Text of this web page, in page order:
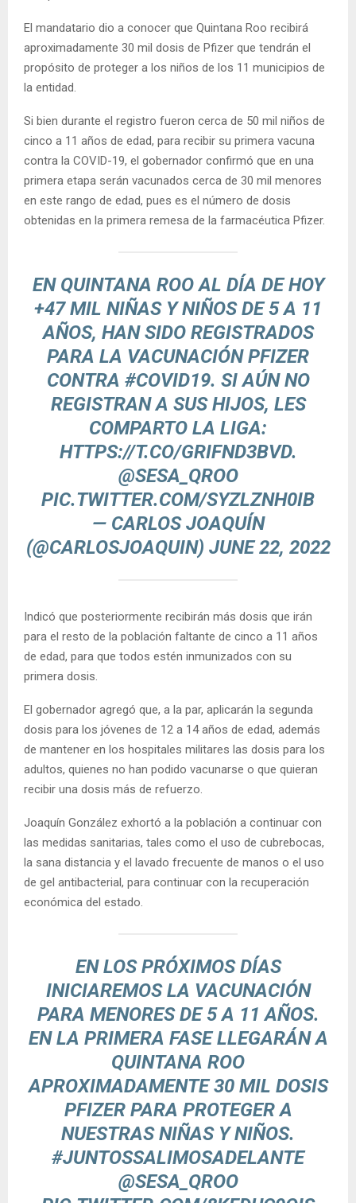
El mandatario dio a conocer que Quintana Roo recibirá
aproximadamente 30 mil dosis de Pfizer que tendrán el
propósito de proteger a los niños de los 11 municipios de
la entidad.
Si bien durante el registro fueron cerca de 50 mil niños de
cinco a 11 años de edad, para recibir su primera vacuna
contra la COVID-19, el gobernador confirmó que en una
primera etapa serán vacunados cerca de 30 mil menores
en este rango de edad, pues es el número de dosis
obtenidas en la primera remesa de la farmacéutica Pfizer.
EN QUINTANA ROO AL DÍA DE HOY
+47 MIL NIÑAS Y NIÑOS DE 5 A 11
AÑOS, HAN SIDO REGISTRADOS
PARA LA VACUNACIÓN PFIZER
CONTRA #COVID19. SI AÚN NO
REGISTRAN A SUS HIJOS, LES
COMPARTO LA LIGA:
HTTPS://T.CO/GRIFND3BVD.
@SESA_QROO
PIC.TWITTER.COM/SYZLZNH0IB
— CARLOS JOAQUÍN
(@CARLOSJOAQUIN) JUNE 22, 2022
Indicó que posteriormente recibirán más dosis que irán
para el resto de la población faltante de cinco a 11 años
de edad, para que todos estén inmunizados con su
primera dosis.
El gobernador agregó que, a la par, aplicarán la segunda
dosis para los jóvenes de 12 a 14 años de edad, además
de mantener en los hospitales militares las dosis para los
adultos, quienes no han podido vacunarse o que quieran
recibir una dosis más de refuerzo.
Joaquín González exhortó a la población a continuar con
las medidas sanitarias, tales como el uso de cubrebocas,
la sana distancia y el lavado frecuente de manos o el uso
de gel antibacterial, para continuar con la recuperación
económica del estado.
EN LOS PRÓXIMOS DÍAS
INICIAREMOS LA VACUNACIÓN
PARA MENORES DE 5 A 11 AÑOS.
EN LA PRIMERA FASE LLEGARÁN A
QUINTANA ROO
APROXIMADAMENTE 30 MIL DOSIS
PFIZER PARA PROTEGER A
NUESTRAS NIÑAS Y NIÑOS.
#JUNTOSSALIMOSADELANTE
@SESA_QROO